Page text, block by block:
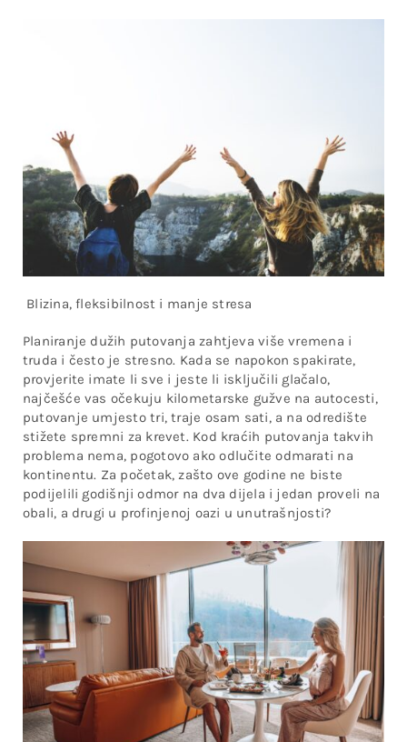
Blizina, fleksibilnost i manje stresa
Planiranje dužih putovanja zahtjeva više vremena i
truda i često je stresno. Kada se napokon spakirate,
provjerite imate li sve i jeste li isključili glačalo,
najčešće vas očekuju kilometarske gužve na autocesti,
putovanje umjesto tri, traje osam sati, a na odredište
stižete spremni za krevet. Kod kraćih putovanja takvih
problema nema, pogotovo ako odlučite odmarati na
kontinentu. Za početak, zašto ove godine ne biste
podijelili godišnji odmor na dva dijela i jedan proveli na
obali, a drugi u profinjenoj oazi u unutrašnjosti?